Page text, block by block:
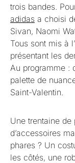
trois bandes.
adidas a choisi
Sivan, Naomi
Tous sont mis à
présentant les
Au programme :
palette de
Saint-Valentin.
Une trentaine
d’accessoires
phares ? Un
les côtés, une